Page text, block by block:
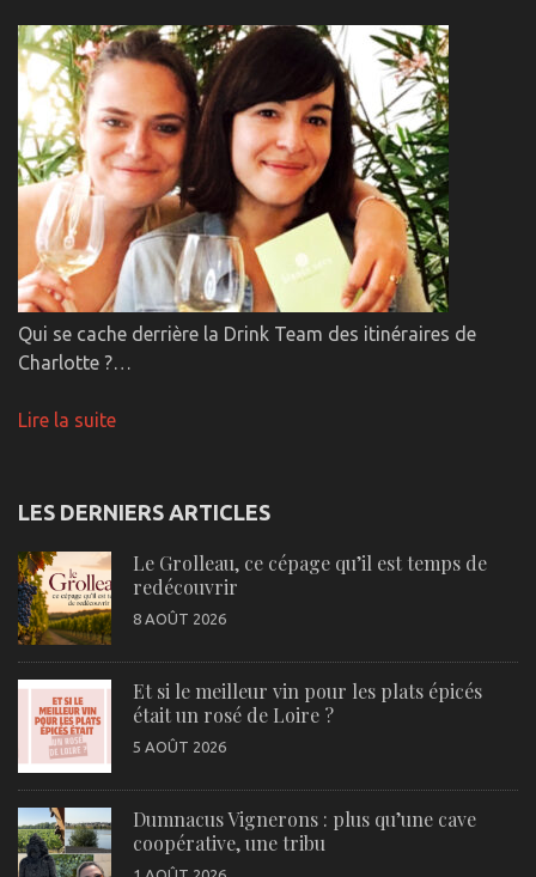
Qui se cache derrière la Drink Team des itinéraires de
Charlotte ?…
Lire la suite
LES DERNIERS ARTICLES
Le Grolleau, ce cépage qu’il est temps de
redécouvrir
8 AOÛT 2026
Et si le meilleur vin pour les plats épicés
était un rosé de Loire ?
5 AOÛT 2026
Dumnacus Vignerons : plus qu’une cave
coopérative, une tribu